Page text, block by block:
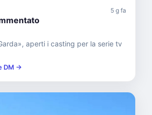
5 g fa
aperti i casting per la serie tv
DM →